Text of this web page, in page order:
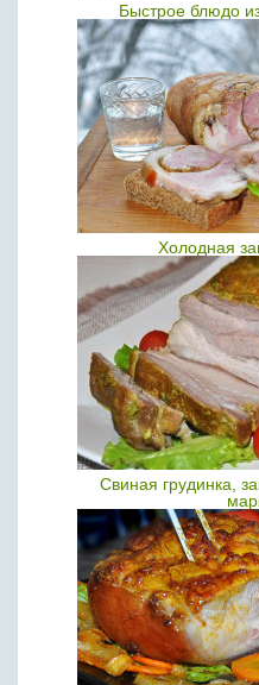
Быстрое блюдо
Холодная
Свиная грудинка,